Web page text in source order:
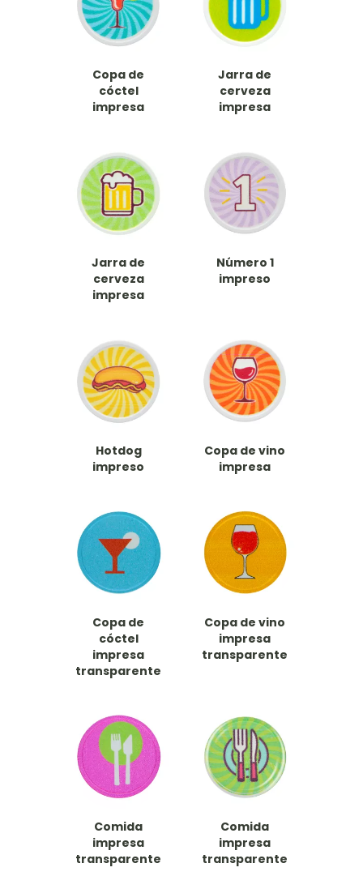
Copa de
cóctel
impresa
Jarra de
cerveza
impresa
Jarra de
cerveza
impresa
Número 1
impreso
Hotdog
impreso
Copa de vino
impresa
Copa de
cóctel
impresa
transparente
Copa de vino
impresa
transparente
Comida
impresa
transparente
Comida
impresa
transparente